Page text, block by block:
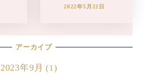
2022年5月22日
アーカイブ
2023年9月 (1)